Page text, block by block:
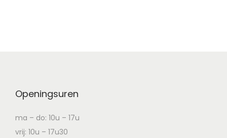
Openingsuren
ma – do: 10u – 17u
vrij: 10u – 17u30